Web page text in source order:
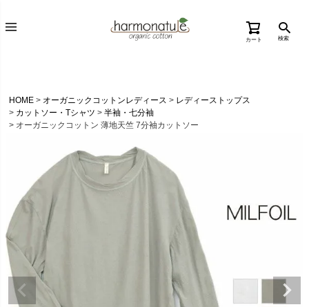
カート 検索
HOME オーガニックコットンレディース
レディーストップス
カットソー・Tシャツ
半袖・七分袖
オーガニックコットン 薄地天竺 7分袖カットソー